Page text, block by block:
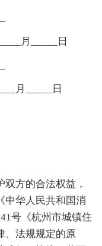
月_____日
月_____日
方的合法权益，
中华人民共和国消
号《杭州市城镇住
、法规规定的原